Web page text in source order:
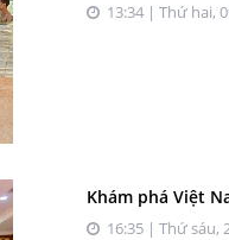
13:34 | Thứ hai,
Khám phá Việt
16:35 | Thứ sáu,